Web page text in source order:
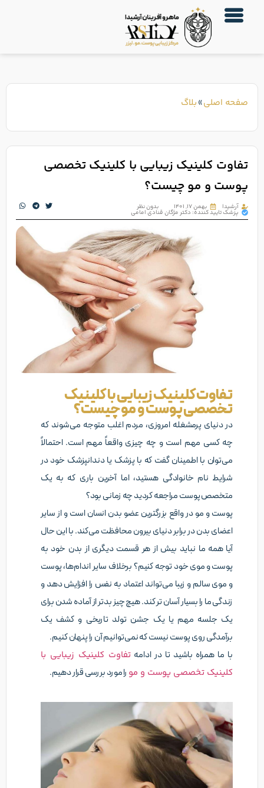
صفحه اصلی»بلاگ
تفاوت کلینیک زیبایی با کلینیک تخصصی
پوست و مو چیست؟
آرشیدا بهمن ۱۷, ۱۴۰۱ بدون نظر
پزشک تایید کننده: دکتر مژگان قنادی امامی
تفاوت کلینیک زیبایی با کلینیک
تخصصی پوست و مو چیست؟
در دنیای پرمشغله امروزی، مردم اغلب متوجه می‌شوند که
چه کسی مهم است و چه چیزی واقعاً مهم است. احتمالاً
می‌توان با اطمینان گفت که با پزشک یا دندانپزشک خود در
شرایط نام خانوادگی هستید، اما آخرین باری که به یک
متخصص پوست مراجعه کردید چه زمانی بود؟
پوست و مو در واقع بزرگترین عضو بدن انسان است و از سایر
اعضای بدن در برابر دنیای بیرون محافظت می‌کند. با این حال
آیا همه ما نباید بیش از هر قسمت دیگری از بدن خود به
پوست و موی خود توجه کنیم؟ برخلاف سایر اندام‌ها، پوست
و موی سالم و زیبا می‌تواند اعتماد به نفس را افزایش دهد و
زندگی ما را بسیار آسان تر کند. هیچ چیز بدتر از آماده شدن برای
یک جلسه مهم یا یک جشن تولد تاریخی و کشف یک
برآمدگی روی پوست نیست که نمی‌توانیم آن را پنهان کنیم.
با ما همراه باشید تا در ادامهتفاوت کلینیک زیبایی با
کلینیک تخصصی پوست و مو را مورد بررسی قرار دهیم.